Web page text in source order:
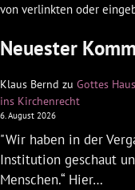
von verlinkten oder
Neuester
Klaus Bernd zu Gottes
ins Kirchenrecht
6. August 2026
"Wir haben in der
Institution geschaut
Menschen.“ Hier…